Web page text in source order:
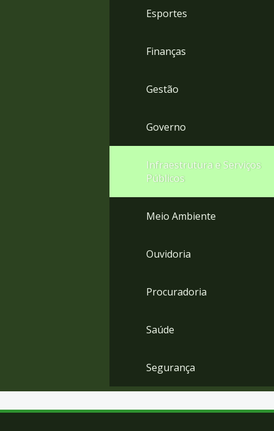
Esportes
Finanças
Gestão
Governo
Infraestrutura e Serviços
Públicos
Meio Ambiente
Ouvidoria
Procuradoria
Saúde
Segurança